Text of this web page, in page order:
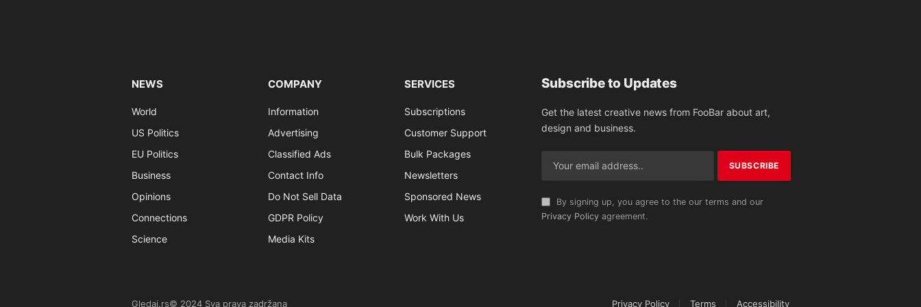
NEWS
World
US Politics
EU Politics
Business
Opinions
Connections
Science
COMPANY
Information
Advertising
Classified Ads
Contact Info
Do Not Sell Data
GDPR Policy
Media Kits
SERVICES
Subscriptions
Customer Support
Bulk Packages
Newsletters
Sponsored News
Work With Us
Subscribe to Updates
Get the latest creative news from FooBar about art,
design and business.
By signing up, you agree to the our terms and our
Privacy Policyagreement.
Gledaj.rs© 2024 Sva prava zadržana Privacy Policy Terms Accessibility